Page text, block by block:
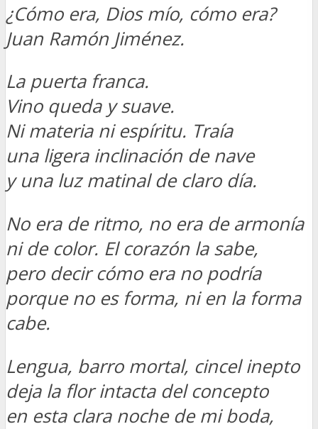
¿Cómo era, Dios mío, cómo era?
Juan Ramón Jiménez.
La puerta franca.
Vino queda y suave.
Ni materia ni espíritu. Traía
una ligera inclinación de nave
y una luz matinal de claro día.
No era de ritmo, no era de armonía
ni de color. El corazón la sabe,
pero decir cómo era no podría
porque no es forma, ni en la forma
cabe.
Lengua, barro mortal, cincel inepto
deja la flor intacta del concepto
en esta clara noche de mi boda,